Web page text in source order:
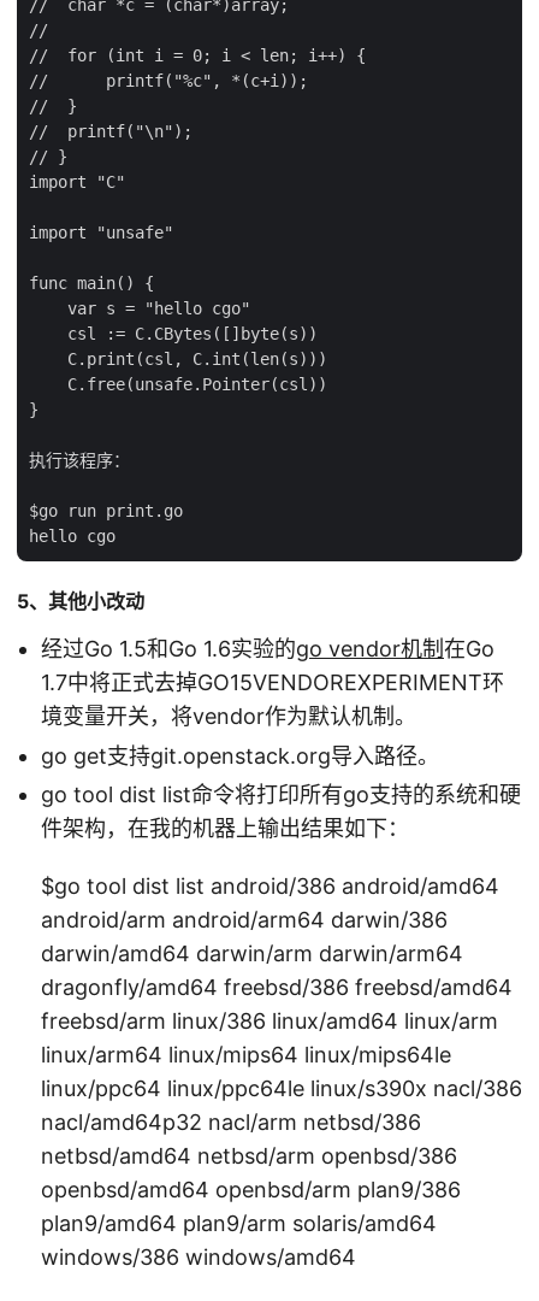
//  char *c = (char*)array;
//
//  for (int i = 0; i < len; i++) {
//      printf("%c", *(c+i));
//  }
//  printf("\n");
// }
import "C"
import "unsafe"
func main() {
    var s = "hello cgo"
    csl := C.CBytes([]byte(s))
    C.print(csl, C.int(len(s)))
    C.free(unsafe.Pointer(csl))
}
执行该程序：
$go run print.go
5、其他小改动
经过Go 1.5和Go 1.6实验的go vendor机制在Go
1.7中将正式去掉GO15VENDOREXPERIMENT环
境变量开关，将vendor作为默认机制。
go get支持git.openstack.org导入路径。
go tool dist list命令将打印所有go支持的系统和硬
件架构，在我的机器上输出结果如下：
$go tool dist list android/386 android/amd64
android/arm android/arm64 darwin/386
darwin/amd64 darwin/arm darwin/arm64
dragonfly/amd64 freebsd/386 freebsd/amd64
freebsd/arm linux/386 linux/amd64 linux/arm
linux/arm64 linux/mips64 linux/mips64le
linux/ppc64 linux/ppc64le linux/s390x nacl/386
nacl/amd64p32 nacl/arm netbsd/386
netbsd/amd64 netbsd/arm openbsd/386
openbsd/amd64 openbsd/arm plan9/386
plan9/amd64 plan9/arm solaris/amd64
windows/386 windows/amd64